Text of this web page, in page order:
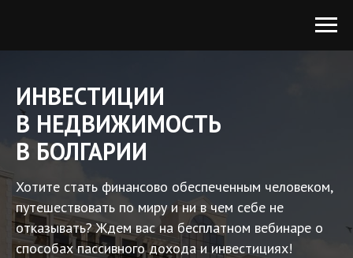
ИНВЕСТИЦИИ
В НЕДВИЖИМОСТЬ
В БОЛГАРИИ
Хотите стать финансово обеспеченным человеком,
путешествовать по миру и ни в чем себе не
отказывать? Ждем вас на бесплатном вебинаре о
способах пассивного дохода и инвестициях!